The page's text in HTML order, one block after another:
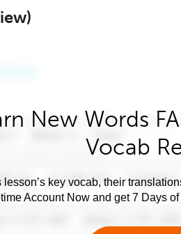
New Words
Vocab
lesson’s key vocab, their
Account Now and get 7 Days